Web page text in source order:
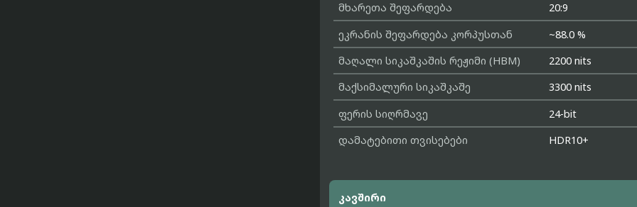
მხარეთა შეფარდება
20:9
ეკრანის შეფარდება კორპუსთან
~88.0 %
მაღალი სიკაშკაშის რეჟიმი (HBM)
2200 nits
მაქსიმალური სიკაშკაშე
3300 nits
ფერის სიღრმავე
24-bit
დამატებითი თვისებები
HDR10+
კავშირი